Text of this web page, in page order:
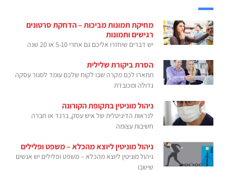
מחיקת תמונות מביכות – הדחקת סרטונים
רגישים ותמונות
יש דברים שיחזרו אליכם גם אחרי 5-10 או 20 שנה
הסרת ביקורת שלילית
תתארו לכם מקרה שבו לקוח שלכם עומד לסגור עסקה
גדולה ומכובדת
ניהול מוניטין בתקופת הקורונה
לנראות הדיגיטלית של איש עסק, ברנד או חברה
חשיבות עצומה
ניהול מוניטין ליוצא מהכלא – משפט ופלילים
ניהול מוניטין ליוצא מהכלא – משפט ופלילים יש אנשים
שישבו